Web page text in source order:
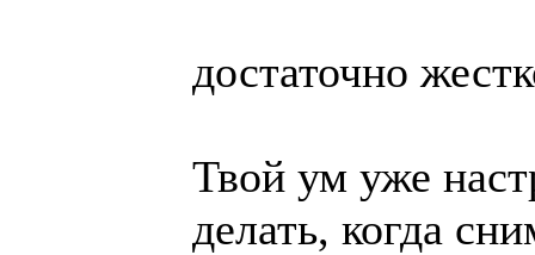
достаточно
Твой ум уже
делать, когда